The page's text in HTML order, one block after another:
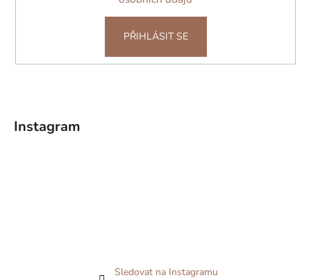
PŘIHLÁSIT SE
Instagram
Sledovat na Instagramu